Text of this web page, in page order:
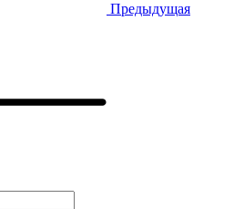
Предыдущая